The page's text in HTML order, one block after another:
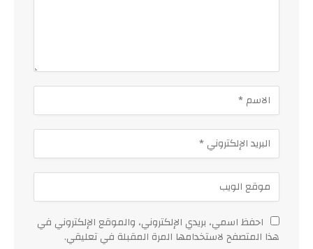
احفظ اسمي، بريدي الإلكتروني، والموقع الإلكتروني في
هذا المتصفح لاستخدامها المرة المقبلة في تعليقي.